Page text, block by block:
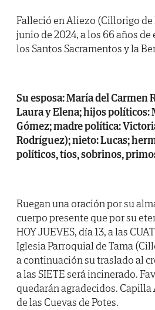
Falleció en Aliezo (Cillorigo de
junio de 2024, a los 66 años
los Santos Sacramentos y la
Su esposa: María del Carmen
Laura y Elena; hijos políticos:
Gómez; madre política:
Rodríguez); nieto: Lucas;
políticos, tíos, sobrinos,
Ruegan una oración por su
cuerpo presente que por su
HOY JUEVES, día 13, a las
Iglesia Parroquial de Tama
a continuación su traslado al
a las SIETE será incinerado.
quedarán agradecidos.
de las Cuevas de Potes.